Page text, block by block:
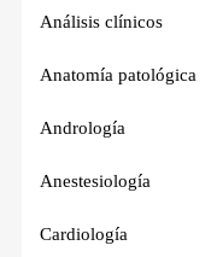
Análisis clínicos
Anatomía patológica
Andrología
Anestesiología
Cardiología